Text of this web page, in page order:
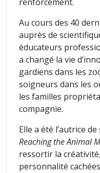
renforcement.
Au cours des 40
auprès de
éducateurs
a changé la vie
gardiens dans les
soigneurs dans les
les familles
compagnie.
Elle a été l’autrice
Reaching the Animal
ressortir la
personnalité